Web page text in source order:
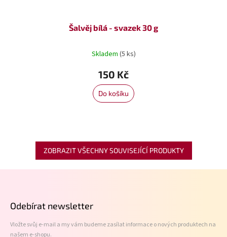
Šalvěj bílá - svazek 30 g
Skladem (5 ks)
150 Kč
Do košíku
ZOBRAZIT VŠECHNY SOUVISEJÍCÍ PRODUKTY
Odebírat newsletter
Vložte svůj e-mail a my vám budeme zasílat informace o nových produktech na
našem e-shopu.